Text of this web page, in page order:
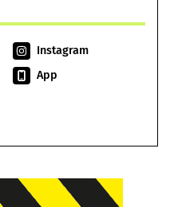
Instagram
App